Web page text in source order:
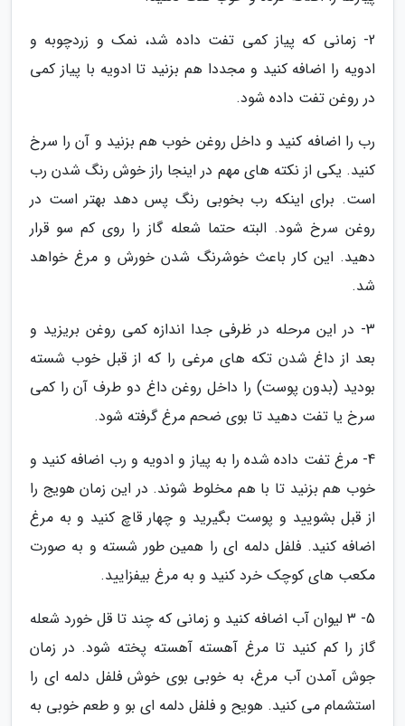
2- زمانی که پیاز کمی تفت داده شد، نمک و زردچوبه و
ادویه را اضافه کنید و مجددا هم بزنید تا ادویه با پیاز کمی
در روغن تفت داده شود.
رب را اضافه کنید و داخل روغن خوب هم بزنید و آن را سرخ
کنید. یکی از نکته های مهم در اینجا راز خوش رنگ شدن رب
است. برای اینکه رب بخوبی رنگ پس دهد بهتر است در
روغن سرخ شود. البته حتما شعله گاز را روی کم سو قرار
دهید. این کار باعث خوشرنگ شدن خورش و مرغ خواهد
شد.
3- در این مرحله در ظرفی جدا اندازه کمی روغن بریزید و
بعد از داغ شدن تکه های مرغی را که از قبل خوب شسته
بودید (بدون پوست) را داخل روغن داغ دو طرف آن را کمی
سرخ یا تفت دهید تا بوی ضحم مرغ گرفته شود.
4- مرغ تفت داده شده را به پیاز و ادویه و رب اضافه کنید و
خوب هم بزنید تا با هم مخلوط شوند. در این زمان هویج را
از قبل بشویید و پوست بگیرید و چهار قاچ کنید و به مرغ
اضافه کنید. فلفل دلمه ای را همین طور شسته و به صورت
مکعب های کوچک خرد کنید و به مرغ بیفزایید.
5- 3 لیوان آب اضافه کنید و زمانی که چند تا قل خورد شعله
گاز را کم کنید تا مرغ آهسته آهسته پخته شود. در زمان
جوش آمدن آب مرغ، به خوبی بوی خوش فلفل دلمه ای را
استشمام می کنید. هویح و فلفل دلمه ای بو و طعم خوبی به